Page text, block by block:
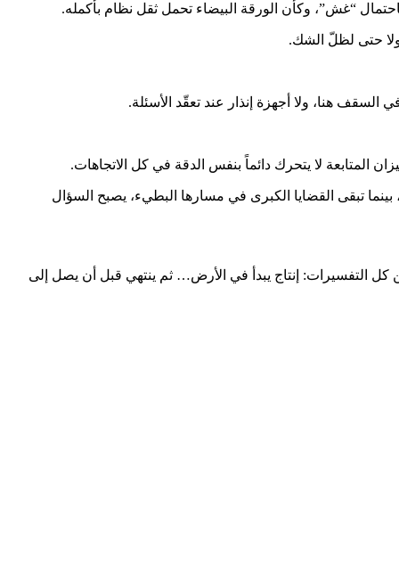
“غش”، وكأن الورقة البيضاء تحمل ثقل نظام بأكمله.
حتى لظلّ الشك.
هنا، ولا أجهزة إنذار عند تعقّد الأسئلة.
لا يتحرك دائماً بنفس الدقة في كل الاتجاهات.
تبقى القضايا الكبرى في مسارها البطيء، يصبح السؤال
التفسيرات: إنتاج يبدأ في الأرض… ثم ينتهي قبل أن يصل إلى